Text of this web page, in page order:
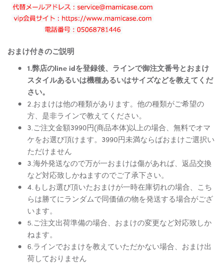
おまけ付きのご説明
1.弊店のline idを登録後、ラインで御注文番号とおまけ
スタイルあるいは機種あるいはサイズなどを教えてくだ
さい。
2.おまけは他の種類があります。他の種類がご希望の
方、是非ラインで教えてください。
3.ご注文金額3990円(商品本体)以上の場合、無料でオマ
ケをお選び頂けます。3990円未満ならばおまけご選択い
ただけません
3.海外発送なので万が一おまけは傷があれば、返品交換
など対応致しかねますのでご了承下さい。
4.もしお選び頂いたおまけが一時在庫切れの場合、こち
らは勝てにランダムで同価値の物を発送する場合がござ
います。
5.ご注文出荷準備の場合、おまけの変更など対応致しか
ねます。
6.ラインでおまけを教えていただかない場合、おまけ出
荷しておりません